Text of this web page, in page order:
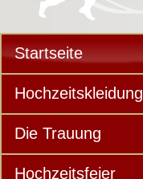
Startseite
Hochzeitskleidung
Die Trauung
Hochzeitsfeier